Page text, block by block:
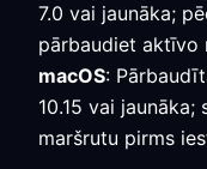
7.0 vai jaunāka;
pārbaudiet aktīvo
macOS:
10.15 vai
maršrutu pirms